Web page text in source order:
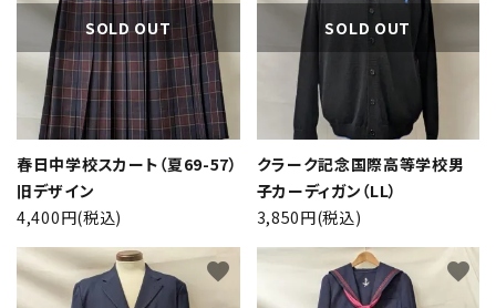
SOLD OUT
春日中学校スカート（夏69-57）
旧デザイン
4,400円(税込)
SOLD OUT
クラーク記念国際高等学校男
子カーディガン（LL）
3,850円(税込)
favorite favorite
キーワード
カテゴリー